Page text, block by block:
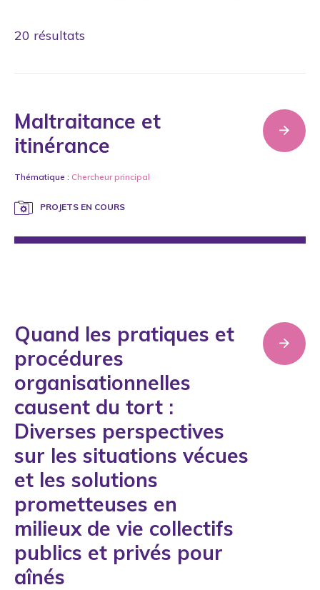
Constitutifs - À même les fonds de la Chaire (13)
Lancer ma recherche
20 résultats
Maltraitance et
itinérance
Thématique : Chercheur principal
PROJETS EN COURS
Quand les pratiques et
procédures
organisationnelles
causent du tort :
Diverses perspectives
sur les situations vécues
et les solutions
prometteuses en
milieux de vie collectifs
publics et privés pour
aînés